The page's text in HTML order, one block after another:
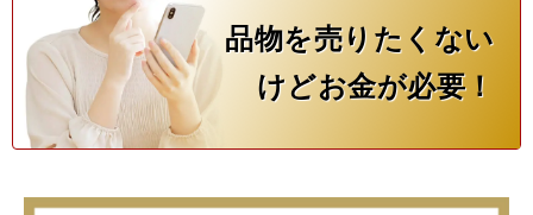
品物を売りたくない
けどお金が必要！